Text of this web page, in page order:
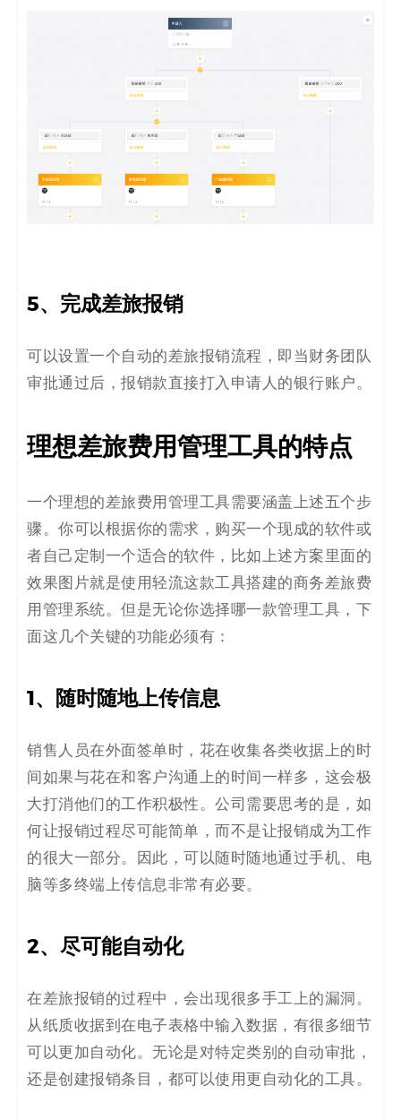
5、 完成差旅报销
可以设置一个自动的差旅报销流程，即当财务团队
审批通过后，报销款直接打入申请人 的银行账户。
理想差旅费用管理工具的特点
一个理想的差旅费用管理工具需要涵盖上述五个步
骤。你可以根据你的需求，购买一个现成的软件或
者自己定制一个适合的软件 ，比如上述方案里面的
效果图片就是使用轻流这款工具搭建的商务差旅费
用管理系统。 但是无论你选择哪一款管理工具，下
面这几个关键的功能必须有：
1、 随时随地上传信息
销售人员在外面签单时，花在收集各类收据上的时
间 如果与花在和客户沟通上的时间一样多，这会极
大打消他们的工作积极性。公司需要思考的是，如
何让报销过程尽可能简单，而不是让报销成为工作
的很大一部分。
因此， 可以随时随地通过手机、电
脑等多终端上传信息非常有必要。
2、 尽可能自动化
在差旅报销的过程中，会出现很多手工上的漏洞。
从纸质收据到在电子表格中输入数据，有很多细节
可以更加自动化。无论是对特定类别的自动审批，
还是创建报销条目，都可以使用更自动化的工具。